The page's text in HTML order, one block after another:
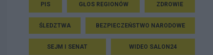
PIS GŁOS REGIONÓW ZDROWIE
ŚLEDZTWA BEZPIECZEŃSTWO NARODOWE
SEJM I SENAT WIDEO SALON24